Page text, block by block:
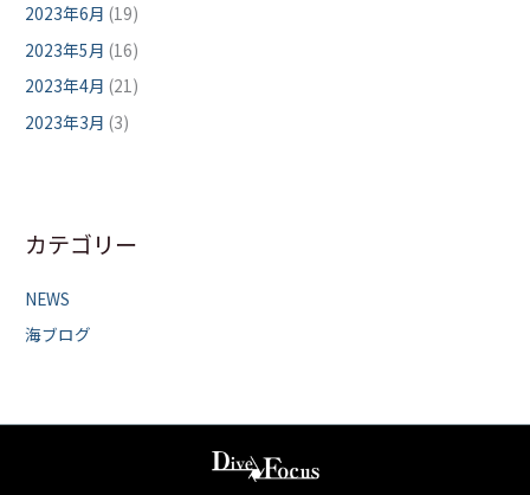
2023年6月 (19)
2023年5月 (16)
2023年4月 (21)
2023年3月 (3)
カテゴリー
NEWS
海ブログ